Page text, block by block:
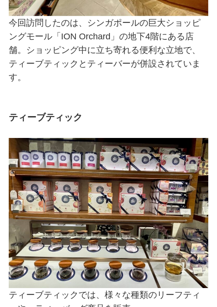
今回訪問したのは、シンガポールの巨大ショッピ
ングモール「ION Orchard」の地下4階にある店
舗。ショッピング中に立ち寄れる便利な立地で、
ティーブティックとティーバーが併設されていま
す。
ティーブティック
ティーブティックでは、様々な種類のリーフティ